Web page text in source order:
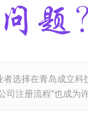
者选择在青岛成立
司注册流程”也成